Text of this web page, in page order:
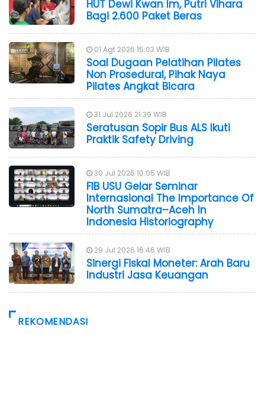
HUT Dewi Kwan Im, Putri Vihara
Bagi 2.600 Paket Beras
01 Agt 2026 15:03 WIB
Soal Dugaan Pelatihan Pilates
Non Prosedural, Pihak Naya
Pilates Angkat Bicara
31 Jul 2026 21:39 WIB
Seratusan Sopir Bus ALS Ikuti
Praktik Safety Driving
30 Jul 2026 10:05 WIB
FIB USU Gelar Seminar
Internasional The Importance Of
North Sumatra–Aceh In
Indonesia Historiography
29 Jul 2026 16:46 WIB
Sinergi Fiskal Moneter: Arah Baru
Industri Jasa Keuangan
REKOMENDASI